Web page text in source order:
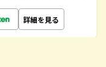
詳細を見る